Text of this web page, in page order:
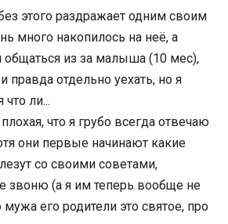
этого раздражает одним своим
много накопилось на неё, а
общаться из за малыша (10 мес),
правда отдельно уехать, но я
ли...
что я грубо всегда отвечаю
они первые начинают какие
со своими советами,
звоню (а я им теперь вообще не
его родители это святое, про